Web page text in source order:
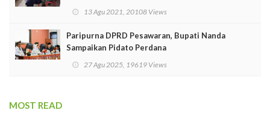
13 Agu 2021, 20108 Views
Paripurna DPRD Pesawaran, Bupati Nanda
Sampaikan Pidato Perdana
27 Agu 2025, 19619 Views
MOST READ